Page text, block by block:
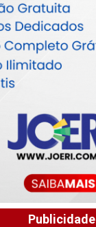
Publicidade